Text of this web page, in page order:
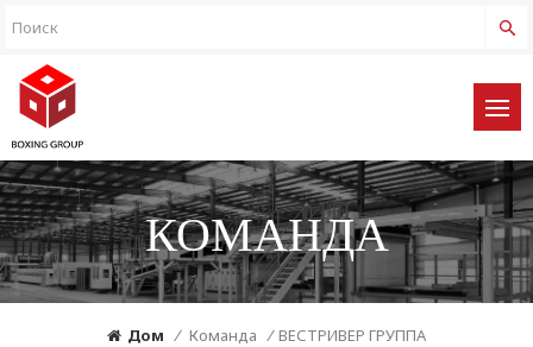
КОМАНДА
Дом / Команда / ВЕСТРИВЕР ГРУППА